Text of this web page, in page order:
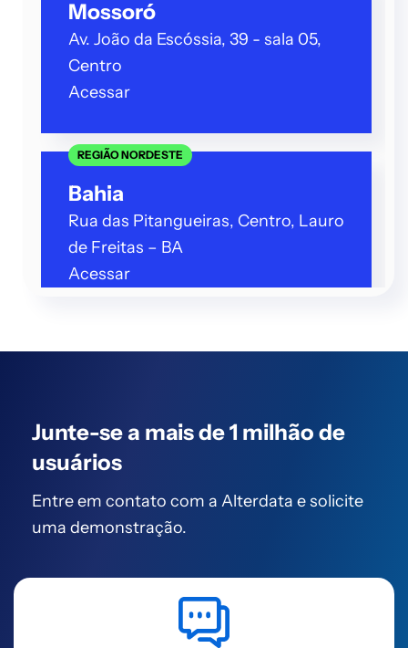
Mossoró
Av. João da Escóssia, 39 - sala 05,
Centro
Acessar
Bahia
REGIÃO NORDESTE
Rua das Pitangueiras, Centro, Lauro
de Freitas – BA
Acessar
Avenida Péricles Gusmão, 08 -
Candeias
Vitória da Conquista
Avenida Olívia Flores, 28, Bairro
Junte-se a mais de1 milhão de
usuários
Entre em contato com a Alterdata e solicite
uma demonstração.